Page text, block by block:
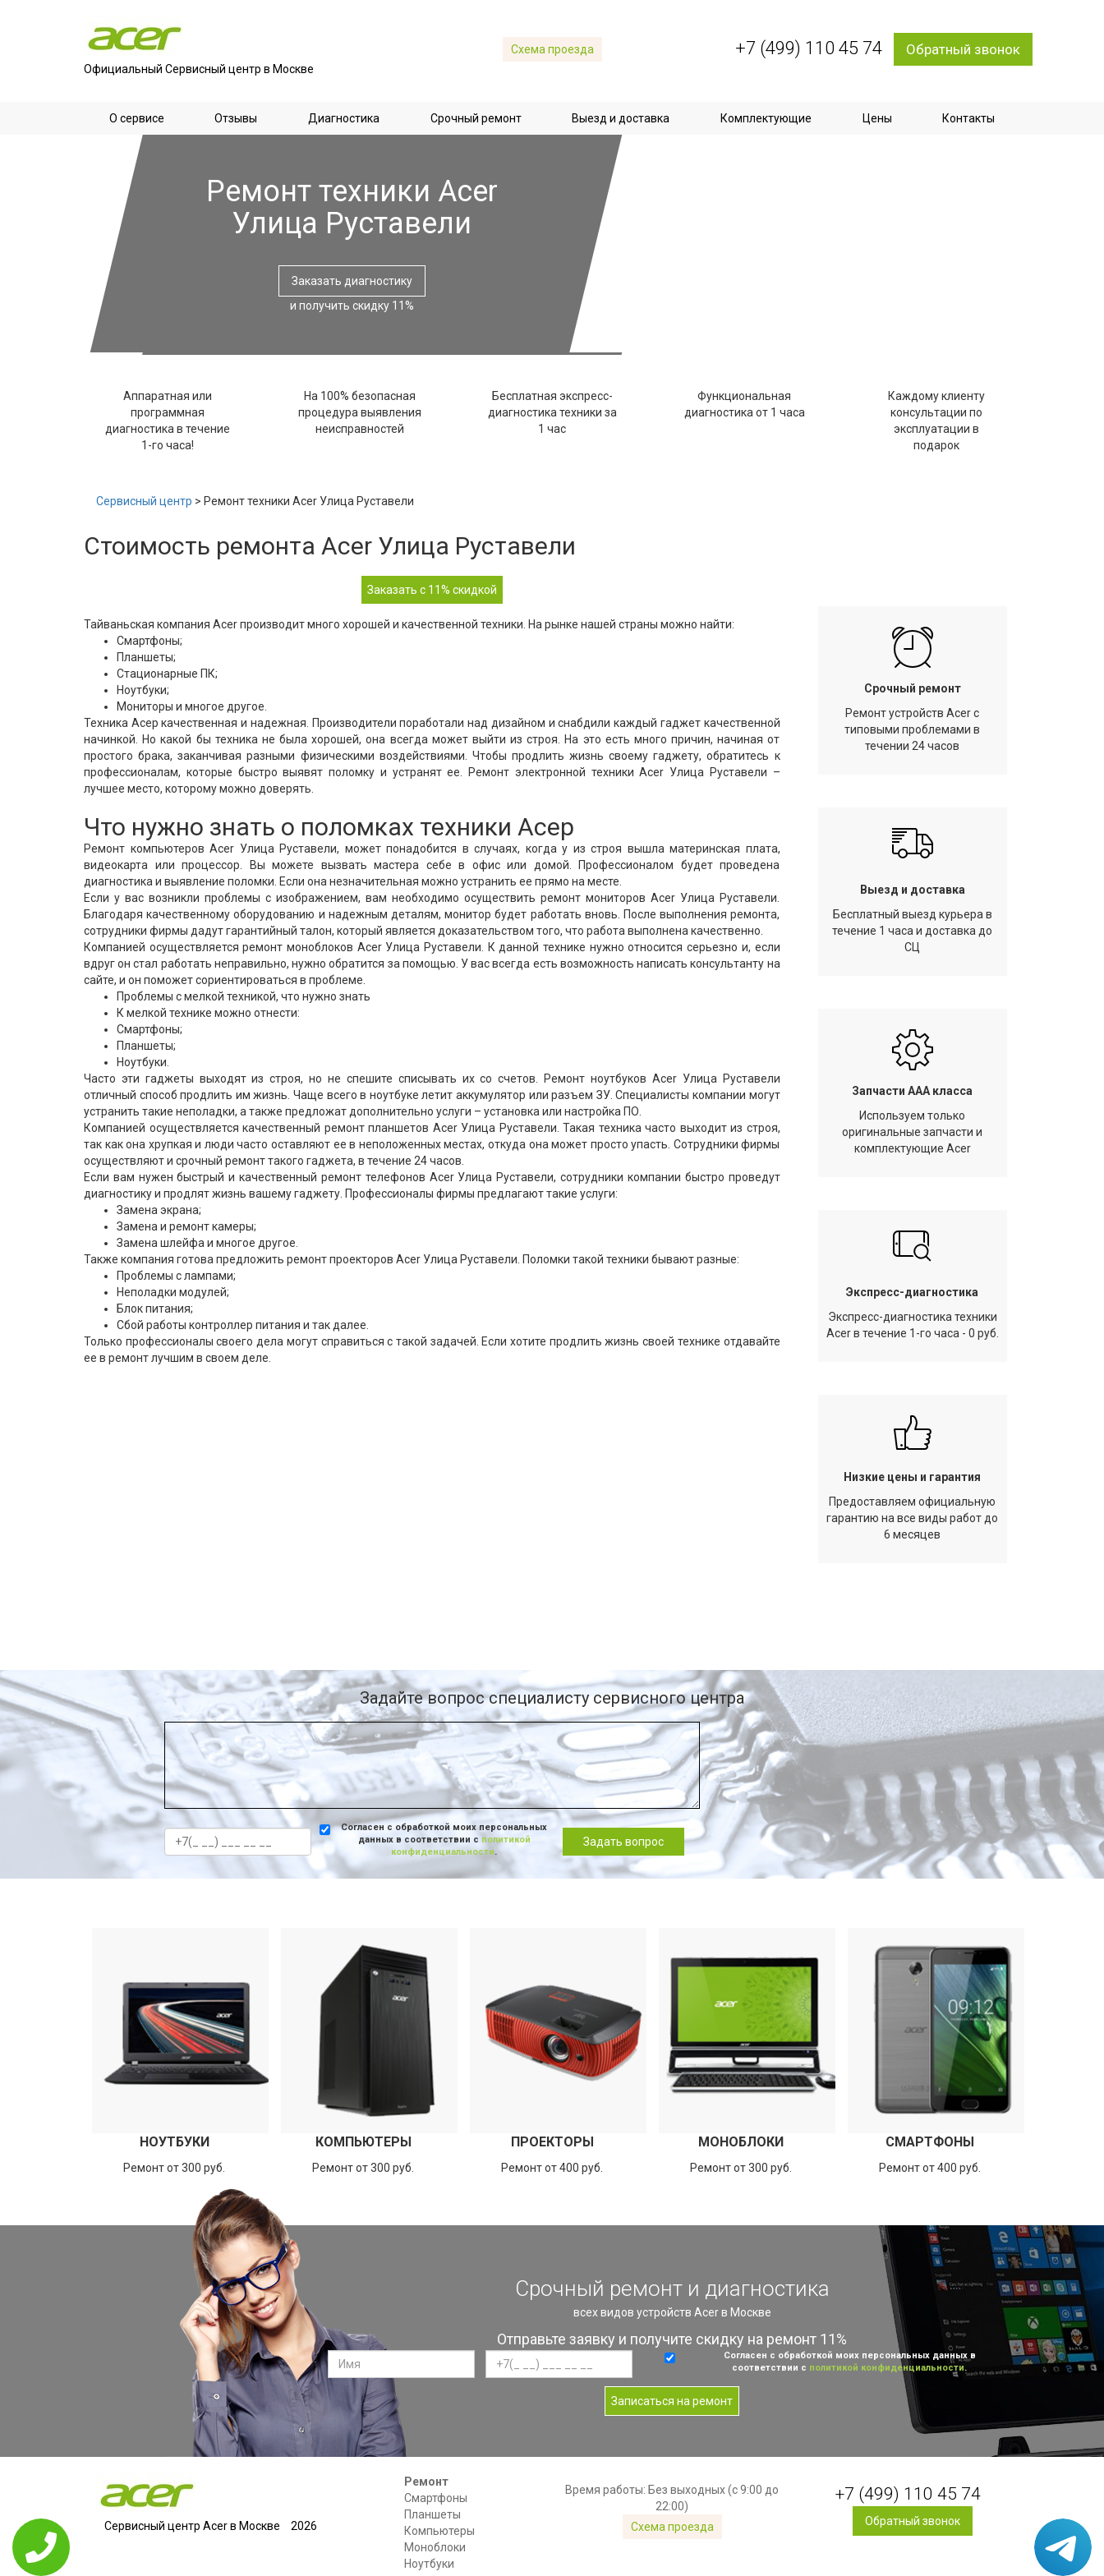
Официальный Сервисный центр в Москве
Схема проезда +7 (499) 110 45 74 Обратный звонок
О сервисе Отзывы Диагностика Срочный ремонт Выезд и доставка Комплектующие Цены Контакты
Ремонт техники Acer
Улица Руставели
Заказать диагностику
и получить скидку 11%
Аппаратная или
программная
диагностика в течение
1-го часа!
На 100% безопасная
процедура выявления
неисправностей
Бесплатная экспресс-
диагностика техники за
1 час
Функциональная
диагностика от 1 часа
Каждому клиенту
консультации по
эксплуатации в
подарок
Сервисный центр > Ремонт техники Acer Улица Руставели
Стоимость ремонта Acer Улица Руставели
Заказать с 11% скидкой
Тайваньская компания Acer производит много хорошей и качественной техники. На рынке нашей страны можно найти:
Смартфоны;
Планшеты;
Стационарные ПК;
Ноутбуки;
Мониторы и многое другое.
Техника Асер качественная и надежная. Производители поработали над дизайном и снабдили каждый гаджет качественной
начинкой. Но какой бы техника не была хорошей, она всегда может выйти из строя. На это есть много причин, начиная от
простого брака, заканчивая разными физическими воздействиями. Чтобы продлить жизнь своему гаджету, обратитесь к
профессионалам, которые быстро выявят поломку и устранят ее. Ремонт электронной техники Acer Улица Руставели –
лучшее место, которому можно доверять.
Что нужно знать о поломках техники Асер
Ремонт компьютеров Acer Улица Руставели, может понадобится в случаях, когда у из строя вышла материнская плата,
видеокарта или процессор. Вы можете вызвать мастера себе в офис или домой. Профессионалом будет проведена
диагностика и выявление поломки. Если она незначительная можно устранить ее прямо на месте.
Если у вас возникли проблемы с изображением, вам необходимо осуществить ремонт мониторов Acer Улица Руставели.
Благодаря качественному оборудованию и надежным деталям, монитор будет работать вновь. После выполнения ремонта,
сотрудники фирмы дадут гарантийный талон, который является доказательством того, что работа выполнена качественно.
Компанией осуществляется ремонт моноблоков Acer Улица Руставели. К данной технике нужно относится серьезно и, если
вдруг он стал работать неправильно, нужно обратится за помощью. У вас всегда есть возможность написать консультанту на
сайте, и он поможет сориентироваться в проблеме.
Проблемы с мелкой техникой, что нужно знать
К мелкой технике можно отнести:
Смартфоны;
Планшеты;
Ноутбуки.
Часто эти гаджеты выходят из строя, но не спешите списывать их со счетов. Ремонт ноутбуков Acer Улица Руставели
отличный способ продлить им жизнь. Чаще всего в ноутбуке летит аккумулятор или разъем ЗУ. Специалисты компании могут
устранить такие неполадки, а также предложат дополнительно услуги – установка или настройка ПО.
Компанией осуществляется качественный ремонт планшетов Acer Улица Руставели. Такая техника часто выходит из строя,
так как она хрупкая и люди часто оставляют ее в неположенных местах, откуда она может просто упасть. Сотрудники фирмы
осуществляют и срочный ремонт такого гаджета, в течение 24 часов.
Если вам нужен быстрый и качественный ремонт телефонов Acer Улица Руставели, сотрудники компании быстро проведут
диагностику и продлят жизнь вашему гаджету. Профессионалы фирмы предлагают такие услуги:
Замена экрана;
Замена и ремонт камеры;
Замена шлейфа и многое другое.
Также компания готова предложить ремонт проекторов Acer Улица Руставели. Поломки такой техники бывают разные:
Проблемы с лампами;
Неполадки модулей;
Блок питания;
Сбой работы контроллер питания и так далее.
Только профессионалы своего дела могут справиться с такой задачей. Если хотите продлить жизнь своей технике отдавайте
ее в ремонт лучшим в своем деле.
Срочный ремонт
Ремонт устройств Acer с
типовыми проблемами в
течении 24 часов
Выезд и доставка
Бесплатный выезд курьера в
течение 1 часа и доставка до
СЦ
Запчасти AAA класса
Используем только
оригинальные запчасти и
комплектующие Acer
Экспресс-диагностика
Экспресс-диагностика техники
Acer в течение 1-го часа - 0 руб.
Низкие цены и гарантия
Предоставляем официальную
гарантию на все виды работ до
6 месяцев
Задайте вопрос специалисту сервисного центра
Согласен с обработкой моих персональных
данных в соответствии сполитикой
конфиденциальности.
Задать вопрос
НОУТБУКИ
Ремонт от 300 руб.
КОМПЬЮТЕРЫ
Ремонт от 300 руб.
ПРОЕКТОРЫ
Ремонт от 400 руб.
МОНОБЛОКИ
Ремонт от 300 руб.
СМАРТФОНЫ
Ремонт от 400 руб.
Срочный ремонт и диагностика
всех видов устройств Acer в Москве
Отправьте заявку и получите скидку на ремонт 11%
Согласен с обработкой моих персональных данных в
соответствии с политикой конфиденциальности.
Записаться на ремонт
Сервисный центр Acer в Москве 2026
Ремонт
Смартфоны
Планшеты
Компьютеры
Моноблоки
Ноутбуки
Время работы: Без выходных (с 9:00 до
22:00)
Схема проезда
+7 (499) 110 45 74
Обратный звонок